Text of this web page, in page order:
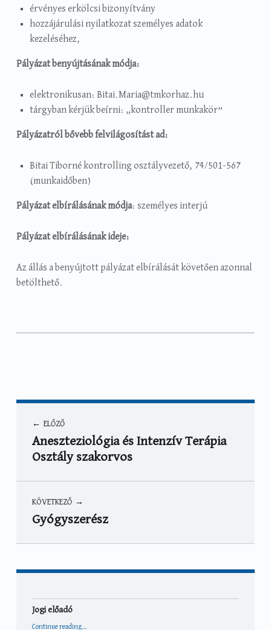
érvényes erkölcsi bizonyítvány
hozzájárulási nyilatkozat személyes adatok
kezeléséhez,
Pályázat benyújtásának módja:
elektronikusan: Bitai.Maria@tmkorhaz.hu
tárgyban kérjük beírni: „kontroller munkakör”
Pályázatról bővebb felvilágosítást ad:
Bitai Tiborné kontrolling osztályvezető, 74/501-567
(munkaidőben)
Pályázat elbírálásának módja: személyes interjú
Pályázat elbírálásának ideje:
Az állás a benyújtott pályázat elbírálását követően azonnal
betölthető.
Bejegyzés navigáció
ELŐZŐ
Aneszteziológia és Intenzív Terápia
Osztály szakorvos
KÖVETKEZŐ
Gyógyszerész
Jogi előadó
Continue reading…